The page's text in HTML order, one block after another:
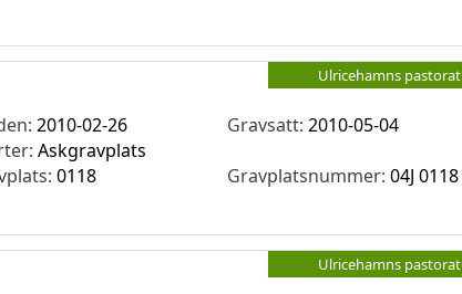
Ulricehamns pastorat
2010-02-26 Gravsatt:2010-05-04
Askgravplats
0118 Gravplatsnummer: 04J 0118
Ulricehamns pastorat